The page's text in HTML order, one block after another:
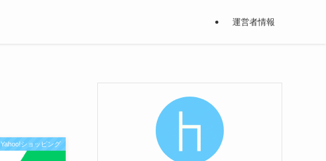
運営者情報
Yahoo!ショッピング